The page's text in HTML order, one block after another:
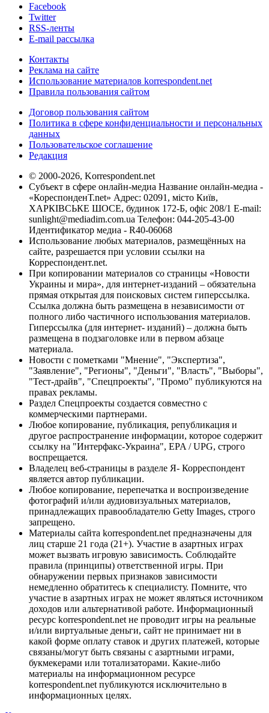
Facebook
Twitter
RSS-ленты
E-mail рассылка
Контакты
Реклама на сайте
Использование материалов korrespondent.net
Правила пользования сайтом
Договор пользования сайтом
Политика в сфере конфиденциальности и персональных
данных
Пользовательское соглашение
Редакция
© 2000-2026, Korrespondent.net
Субъект в сфере онлайн-медиа Название онлайн-медиа -
«КореспонденТ.net» Адрес: 02091, місто Київ,
ХАРКІВСЬКЕ ШОСЕ, будинок 172-Б, офіс 208/1 E-mail:
sunlight@mediadim.com.ua Телефон: 044-205-43-00
Идентификатор медиа - R40-06068
Использование любых материалов, размещённых на
сайте, разрешается при условии ссылки на
Корреспондент.net.
При копировании материалов со страницы «Новости
Украины и мира», для интернет-изданий – обязательна
прямая открытая для поисковых систем гиперссылка.
Ссылка должна быть размещена в независимости от
полного либо частичного использования материалов.
Гиперссылка (для интернет- изданий) – должна быть
размещена в подзаголовке или в первом абзаце
материала.
Новости с пометками "Мнение", "Экспертиза",
"Заявление", "Регионы", "Деньги", "Власть", "Выборы",
"Тест-драйв", "Спецпроекты", "Промо" публикуются на
правах рекламы.
Раздел Спецпроекты создается совместно с
коммерческими партнерами.
Любое копирование, публикация, републикация и
другое распространение информации, которое содержит
ссылку на "Интерфакс-Украина", EPA / UPG, строго
воспрещается.
Владелец веб-страницы в разделе Я- Корреспондент
является автор публикации.
Любое копирование, перепечатка и воспроизведение
фотографий и/или аудиовизуальных материалов,
принадлежащих правообладателю Getty Images, строго
запрещено.
Материалы сайта korrespondent.net предназначены для
лиц старше 21 года (21+). Участие в азартных играх
может вызвать игровую зависимость. Соблюдайте
правила (принципы) ответственной игры. При
обнаружении первых признаков зависимости
немедленно обратитесь к специалисту. Помните, что
участие в азартных играх не может являться источником
доходов или альтернативой работе. Информационный
ресурс korrespondent.net не проводит игры на реальные
и/или виртуальные деньги, сайт не принимает ни в
какой форме оплату ставок и других платежей, которые
связаны/могут быть связаны с азартными играми,
букмекерами или тотализаторами. Какие-либо
материалы на информационном ресурсе
korrespondent.net публикуются исключительно в
информационных целях.